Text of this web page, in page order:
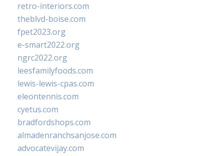
retro-interiors.com
theblvd-boise.com
fpet2023.org
e-smart2022.org
ngrc2022.org
leesfamilyfoods.com
lewis-lewis-cpas.com
eleontennis.com
cyetus.com
bradfordshops.com
almadenranchsanjose.com
advocatevijay.com